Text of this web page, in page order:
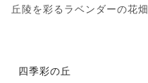
丘陵を彩るラベンダーの花畑
四季彩の丘